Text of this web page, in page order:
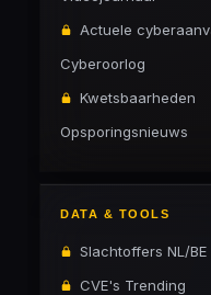
Actuele
Cyberoorlog
Kwetsbaarheden
Opsporingsnieuws
DATA & TOOLS
Slachtoffers NL/BE
CVE's Trending